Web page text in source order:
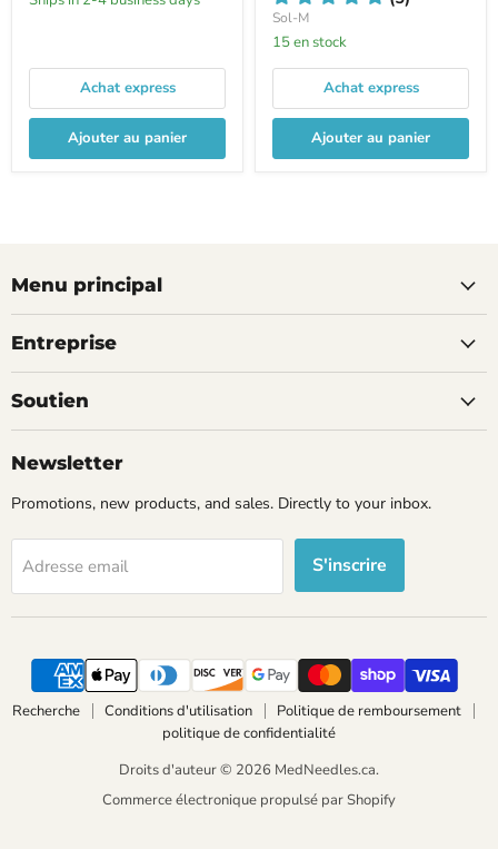
Achat express
Ajouter au panier
Sol-M
15 en stock
Achat express
Ajouter au panier
Menu principal
Entreprise
Soutien
Newsletter
Promotions, new products, and sales. Directly to your inbox.
Adresse email S'inscrire
Recherche Conditions d'utilisation
Politique de remboursement
politique de confidentialité
Droits d'auteur © 2026 MedNeedles.ca.
Commerce électronique propulsé par Shopify